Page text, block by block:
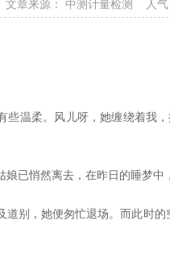
文章来源： 中测计量检测 人
些温柔。风儿呀，她缠绕着我
已悄然离去，在昨日的睡梦中
道别，她便匆忙退场。而此时